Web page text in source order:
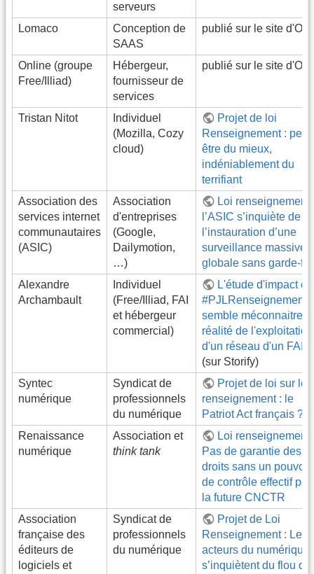
serveurs
Lomaco
Conception de
SAAS
publié sur le site
Online (groupe
Free/Illiad)
Hébergeur,
fournisseur de
services
publié sur le site
Tristan Nitot
Individuel
(Mozilla, Cozy
cloud)
Projet de loi
Renseignement : peut-
être du mieux,
indéniablement du
terrifiant
Association des
services internet
communautaires
(ASIC)
Association
d'entreprises
(Google,
Dailymotion,
…)
Loi renseignement
l’ASIC s’inquiète de
l’instauration d’une
surveillance massive
globale sans garde-
Alexandre
Archambault
Individuel
(Free/Illiad, FAI
et hébergeur
commercial)
L'étude d'impact du
#PJLRenseignement
semble méconnaitre la
réalité de l'exploitation
d'un réseau d'un FAI.
(sur Storify)
Syntec
numérique
Syndicat de
professionnels
du numérique
Projet de loi sur le
renseignement : le
Patriot Act français ?
Renaissance
numérique
Association et
think tank
Loi renseignement
Pas de garantie des
droits sans un pouvoir
de contrôle effectif
la future CNCTR
Association
française des
éditeurs de
logiciels et
Syndicat de
professionnels
du numérique
Projet de Loi
Renseignement : Les
acteurs du numérique
s’inquiètent du flou qui